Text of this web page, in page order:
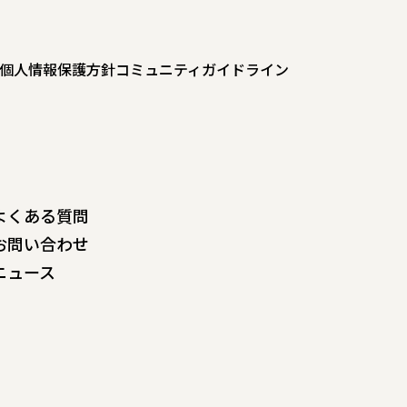
個人情報保護方針コミュニティガイドライン
くある質問
問い合わせ
ュース